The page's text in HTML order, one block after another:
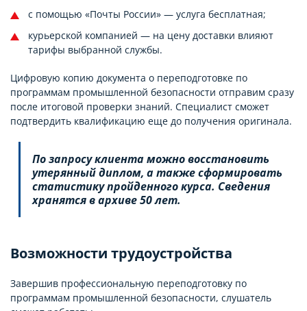
с помощью «Почты России» — услуга бесплатная;
курьерской компанией — на цену доставки влияют
тарифы выбранной службы.
Цифровую копию документа о переподготовке по
программам промышленной безопасности отправим сразу
после итоговой проверки знаний. Специалист сможет
подтвердить квалификацию еще до получения оригинала.
По запросу клиента можно восстановить
утерянный диплом, а также сформировать
статистику пройденного курса. Сведения
хранятся в архиве 50 лет.
Возможности трудоустройства
Завершив профессиональную переподготовку по
программам промышленной безопасности, слушатель